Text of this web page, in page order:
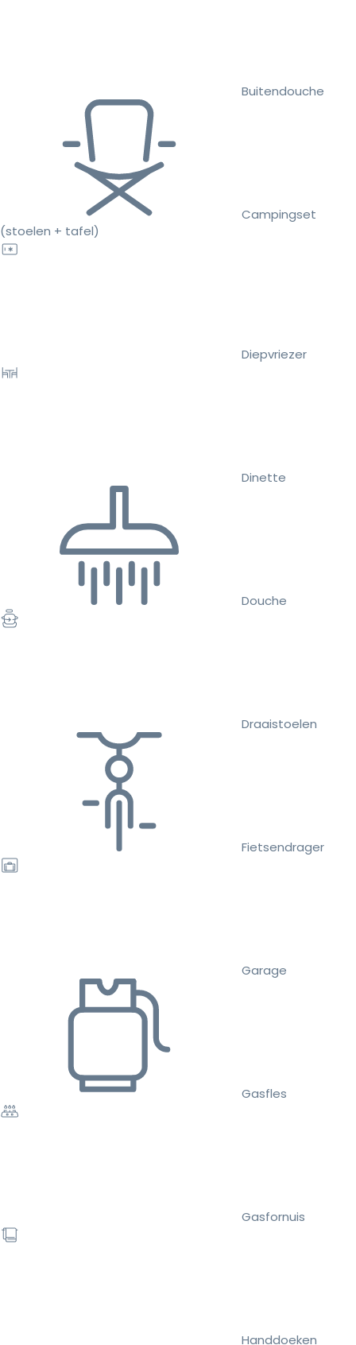
Buitendouche
Campingset
(stoelen + tafel)
Diepvriezer
Dinette
Douche
Draaistoelen
Fietsendrager
Garage
Gasfles
Gasfornuis
Handdoeken